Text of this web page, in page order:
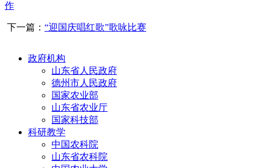
作
下一篇： “迎国庆唱红歌”歌咏比赛
政府机构
山东省人民政府
德州市人民政府
国家农业部
山东省农业厅
国家科技部
科研教学
中国农科院
山东省农科院